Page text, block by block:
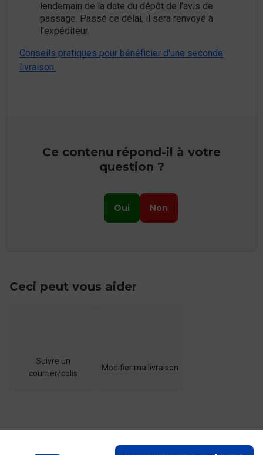
lendemain de la date du dépôt de l’avis de
passage. Passé ce délai, il sera renvoyé à
l'expéditeur.
Conseils pratiques pour bénéficier d'une seconde
livraison.
Ce contenu répond-il à votre
question ?
Oui Non
Ceci peut vous aider
Suivre un
courrier/colis
Modifier ma livraison